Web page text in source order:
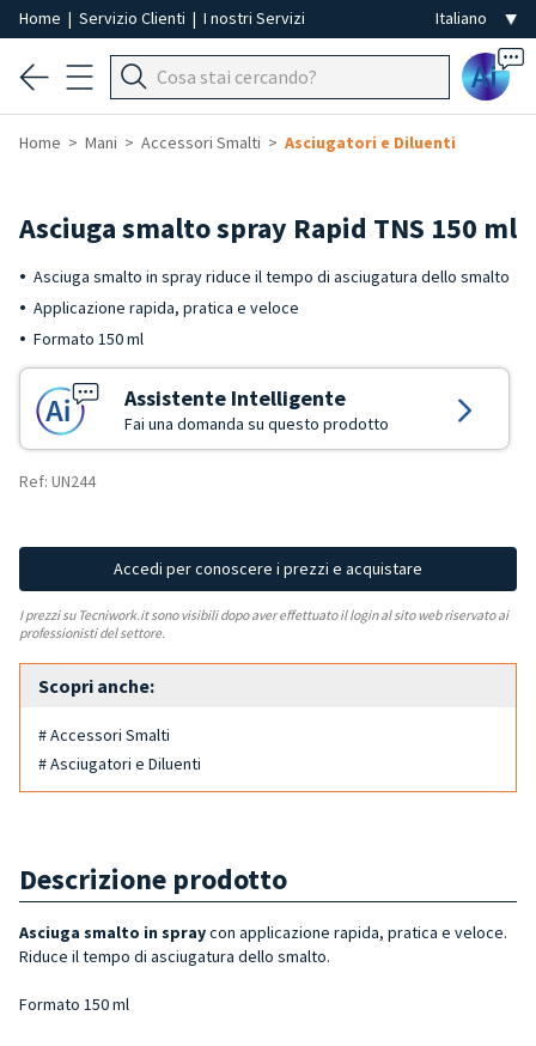
Home | Servizio Clienti | I nostri Servizi
Ai
Home Mani Accessori Smalti Asciugatori e Diluenti
Asciuga smalto spray Rapid TNS 150 ml
Asciuga smalto in spray riduce il tempo di asciugatura dello smalto
Applicazione rapida, pratica e veloce
Formato 150 ml
Assistente Intelligente
Fai una domanda su questo prodotto
Ref: UN244
Accedi per conoscere i prezzi e acquistare
I prezzi su Tecniwork.it sono visibili dopo aver effettuato il login al sito web riservato ai
professionisti del settore.
Scopri anche:
# Accessori Smalti
# Asciugatori e Diluenti
Descrizione prodotto
Asciuga smalto in spraycon applicazione rapida, pratica e veloce.
Riduce il tempo di asciugatura dello smalto.
Formato 150 ml